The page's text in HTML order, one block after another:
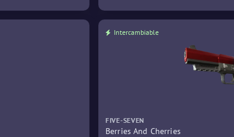
Intercambiable
FIVE-SEVEN
Berries And Cherries